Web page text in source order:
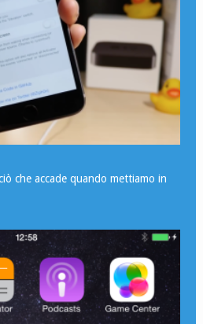
che accade quando mettiamo in